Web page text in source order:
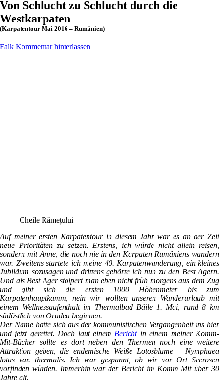
Von Schlucht zu Schlucht durch die
Westkarpaten
(Karpatentour Mai 2016 – Rumänien)
Falk Kommentar hinterlassen
Cheile Râmețului
Auf meiner ersten Karpatentour in diesem Jahr war es an der Zeit
neue Prioritäten zu setzen. Erstens, ich würde nicht allein reisen,
sondern mit Anne, die noch nie in den Karpaten Rumäniens wandern
war. Zweitens startete ich meine 40. Karpatenwanderung, ein kleines
Jubiläum sozusagen und drittens gehörte ich nun zu den Best Agern.
Und als Best Ager stolpert man eben nicht früh morgens aus dem Zug
und gibt sich die ersten 1000 Höhenmeter bis zum
Karpatenhauptkamm, nein wir wollten unseren Wanderurlaub mit
einem Wellnessaufenthalt im Thermalbad Băile 1. Mai, rund 8 km
südöstlich von Oradea beginnen.
Der Name hatte sich aus der kommunistischen Vergangenheit ins hier
und jetzt gerettet. Doch laut einem Berichtin einem meiner Komm-
Mit-Bücher sollte es dort neben den Thermen noch eine weitere
Attraktion geben, die endemische Weiße Lotosblume – Nymphaea
lotus var. thermalis. Ich war gespannt, ob wir vor Ort Seerosen
vorfinden würden. Immerhin war der Bericht im Komm Mit über 30
Jahre alt.